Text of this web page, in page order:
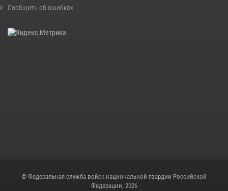
Сообщить об ошибках
© Федеральная служба войск национальной гвардии Российской
Федерации, 2026